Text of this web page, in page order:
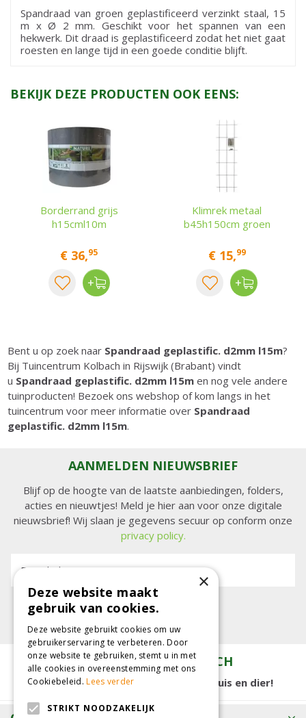
Spandraad van groen geplastificeerd verzinkt staal, 15
m x Ø 2 mm. Geschikt voor het spannen van een
hekwerk. Dit draad is geplastificeerd zodat het niet gaat
roesten en lange tijd in een goede conditie blijft.
BEKIJK DEZE PRODUCTEN OOK EENS:
Borderrand grijs
h15cml10m
€ 36,95
Klimrek metaal
b45h150cm groen
€ 15,99
Bent u op zoek naar Spandraad geplastific. d2mm l15m?
Bij Tuincentrum Kolbach in Rijswijk (Brabant) vindt
u Spandraad geplastific. d2mm l15m en nog vele andere
tuinproducten! Bezoek ons webshop of kom langs in het
tuincentrum voor meer informatie over Spandraad
geplastific. d2mm l15m.
AANMELDEN NIEUWSBRIEF
Blijf op de hoogte van de laatste aanbiedingen, folders,
acties en nieuwtjes! Meld je hier aan voor onze digitale
nieuwsbrief! Wij slaan je gegevens secuur op conform onze
privacy policy.
E-mailadres:
TUINCENTRUM KOLBACH
15.000 m2 winkelplezier voor tuin, huis en dier!
×
Deze website maakt
gebruik van cookies.
Deze website gebruikt cookies om uw
gebruikerservaring te verbeteren. Door
onze website te gebruiken, stemt u in met
alle cookies in overeenstemming met ons
Cookiebeleid.Lees verder
STRIKT NOODZAKELIJK